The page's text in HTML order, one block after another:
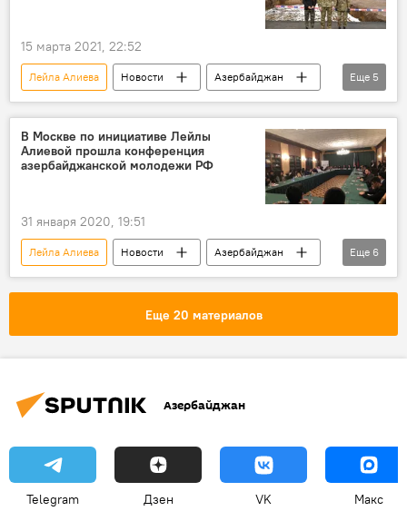
15 марта 2021, 22:52
Лейла Алиева Новости
Азербайджан
ЖИЗНЬ
Политика
Карабах
Ильхам Алиев
Мехрибан Алиева
Еще 5
В Москве по инициативе Лейлы
Алиевой прошла конференция
азербайджанской молодежи РФ
31 января 2020, 19:51
Лейла Алиева Новости
Азербайджан
ЖИЗНЬ
Политика
Россия
Еще 6
Еще 20 материалов
Азербайджан
Telegram Дзен VK Макс